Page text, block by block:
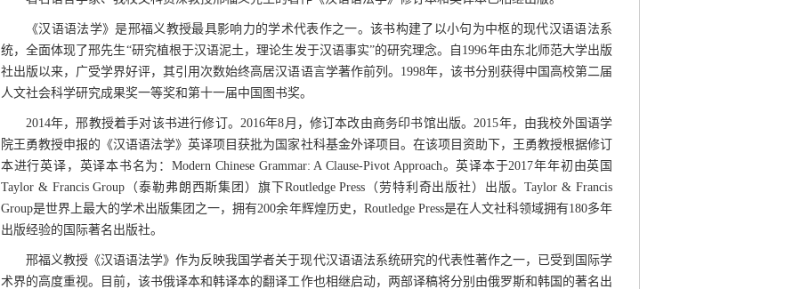
《汉语语法学》是邢福义教授最具影响力的学术代表作之一。该书构建了以小句为中枢的现代汉语语法系
统，全面体现了邢先生“研究植根于汉语泥土，理论生发于汉语事实”的研究理念。自1996年由东北师范大学出版
社出版以来，广受学界好评，其引用次数始终高居汉语语言学著作前列。1998年，该书分别获得中国高校第二届
人文社会科学研究成果奖一等奖和第十一届中国图书奖。
2014年，邢教授着手对该书进行修订。2016年8月，修订本改由商务印书馆出版。2015年，由我校外国语学
院王勇教授申报的《汉语语法学》英译项目获批为国家社科基金外译项目。在该项目资助下，王勇教授根据修订
本进行英译，英译本书名为：Modern Chinese Grammar: A Clause-Pivot Approach。英译本于2017年年初由英国
Taylor & Francis Group（泰勒弗朗西斯集团）旗下Routledge Press（劳特利奇出版社）出版。Taylor & Francis
Group是世界上最大的学术出版集团之一，拥有200余年辉煌历史，Routledge Press是在人文社科领域拥有180多年
出版经验的国际著名出版社。
邢福义教授《汉语语法学》作为反映我国学者关于现代汉语语法系统研究的代表性著作之一，已受到国际学
术界的高度重视。目前，该书俄译本和韩译本的翻译工作也相继启动，两部译稿将分别由俄罗斯和韩国的著名出